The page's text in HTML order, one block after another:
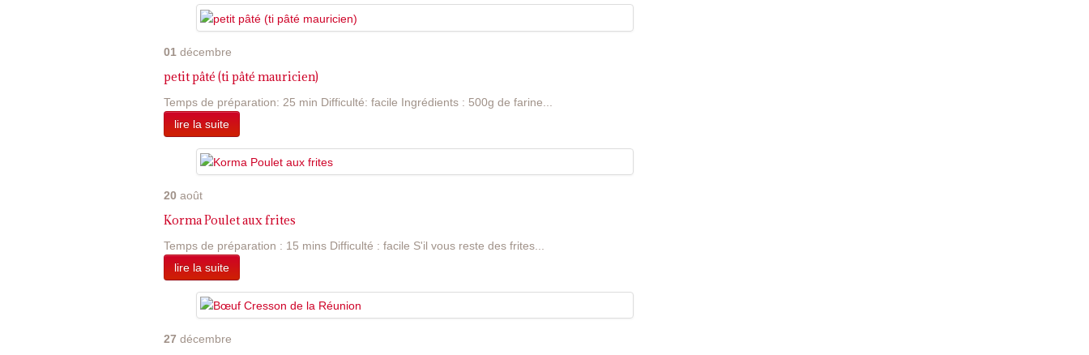
01 décembre
petit pâté (ti pâté mauricien)
Temps de préparation: 25 min Difficulté: facile Ingrédients : 500g de farine...
lire la suite
20 août
Korma Poulet aux frites
Temps de préparation : 15 mins Difficulté : facile S'il vous reste des frites...
lire la suite
27 décembre